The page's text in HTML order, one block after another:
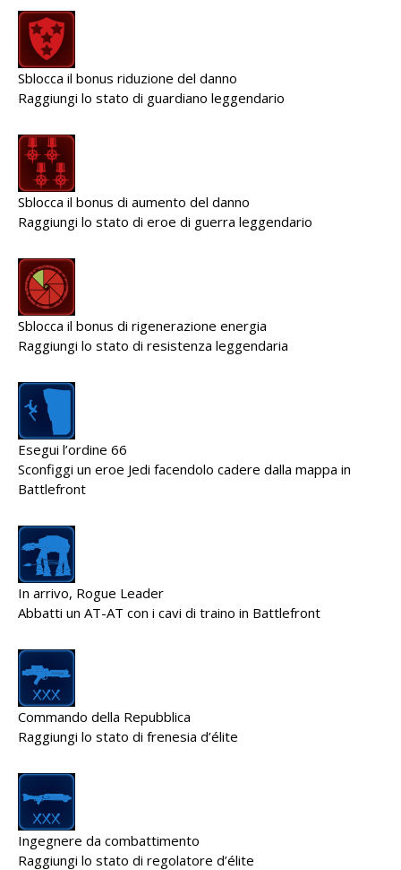
Sblocca il bonus riduzione del danno
Raggiungi lo stato di guardiano leggendario
Sblocca il bonus di aumento del danno
Raggiungi lo stato di eroe di guerra leggendario
Sblocca il bonus di rigenerazione energia
Raggiungi lo stato di resistenza leggendaria
Esegui l’ordine 66
Sconfiggi un eroe Jedi facendolo cadere dalla mappa in
Battlefront
In arrivo, Rogue Leader
Abbatti un AT-AT con i cavi di traino in Battlefront
Commando della Repubblica
Raggiungi lo stato di frenesia d’élite
Ingegnere da combattimento
Raggiungi lo stato di regolatore d’élite